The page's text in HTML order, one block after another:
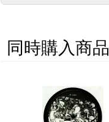
同時購入商品